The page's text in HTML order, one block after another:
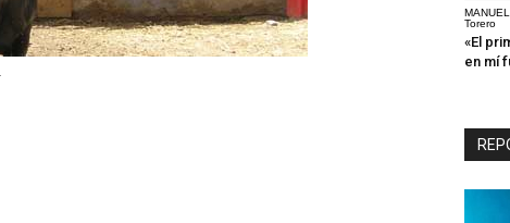
Torero
«El
en mí